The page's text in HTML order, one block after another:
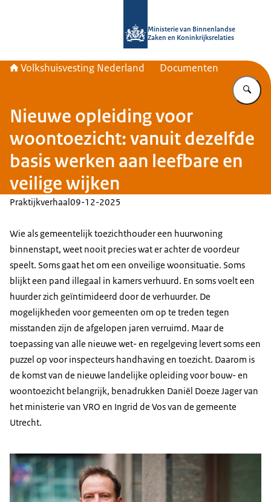
Ministerie van Binnenlandse
Zaken en Koninkrijksrelaties
Volkshuisvesting Nederland Documenten
Nieuwe opleiding voor
woontoezicht: vanuit dezelfde
basis werken aan leefbare en
veilige wijken
Praktijkverhaal09-12-2025
Wie als gemeentelijk toezichthouder een huurwoning
binnenstapt, weet nooit precies wat er achter de voordeur
speelt. Soms gaat het om een onveilige woonsituatie. Soms
blijkt een pand illegaal in kamers verhuurd. En soms voelt een
huurder zich geïntimideerd door de verhuurder. De
mogelijkheden voor gemeenten om op te treden tegen
misstanden zijn de afgelopen jaren verruimd. Maar de
toepassing van alle nieuwe wet- en regelgeving levert soms een
puzzel op voor inspecteurs handhaving en toezicht. Daarom is
de komst van de nieuwe landelijke opleiding voor bouw- en
woontoezicht belangrijk, benadrukken Daniël Doeze Jager van
het ministerie van VRO en Ingrid de Vos van de gemeente
Utrecht.